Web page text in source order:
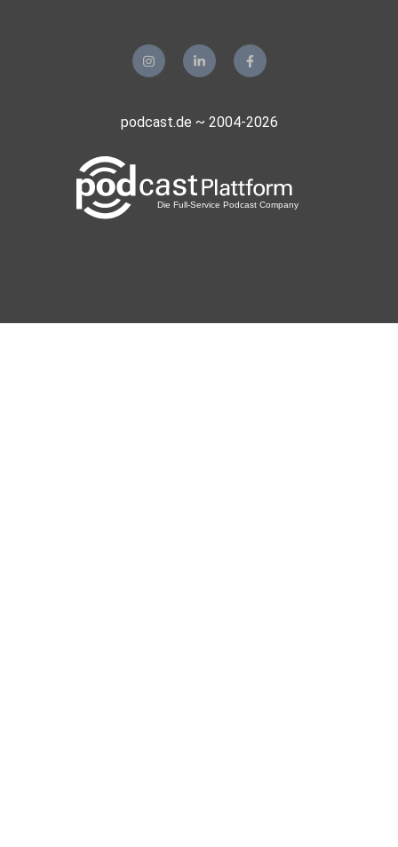
podcast.de ~ 2004-2026